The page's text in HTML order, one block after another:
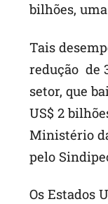
bilhões, uma
Tais
redução de
setor, que
US$ 2
Ministério
pelo
Os Estados